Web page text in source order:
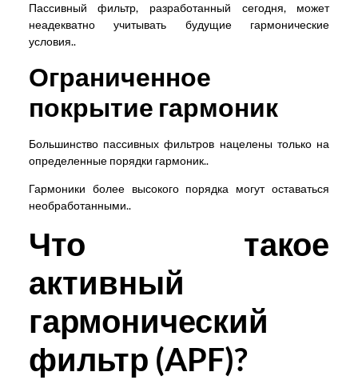
Пассивный фильтр, разработанный сегодня, может
неадекватно учитывать будущие гармонические
условия..
Ограниченное
покрытие гармоник
Большинство пассивных фильтров нацелены только на
определенные порядки гармоник..
Гармоники более высокого порядка могут оставаться
необработанными..
Что такое
активный
гармонический
фильтр (APF)?